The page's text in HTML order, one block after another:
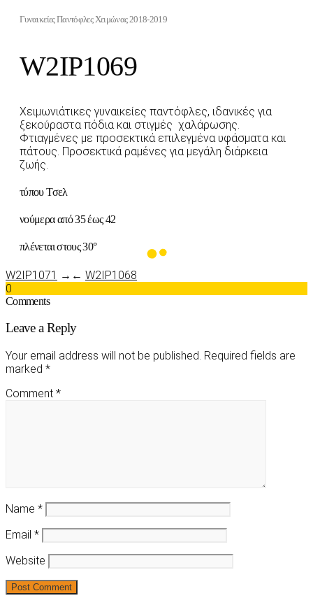
Γυναικείες Παντόφλες Χειμώνας 2018-2019
W2IP1069
Χειμωνιάτικες γυναικείες παντόφλες, ιδανικές για
ξεκούραστα πόδια και στιγμές χαλάρωσης.
Φτιαγμένες με προσεκτικά επιλεγμένα υφάσματα και
πάτους. Προσεκτικά ραμένες για μεγάλη διάρκεια
ζωής.
τύπου Τσελ
νούμερα από 35 έως 42
πλένεται στους 30°
W2IP1071 → ← W2IP1068
0
Comments
Leave a Reply
Your email address will not be published. Required fields are
marked *
Comment *
Name *
Email *
Website